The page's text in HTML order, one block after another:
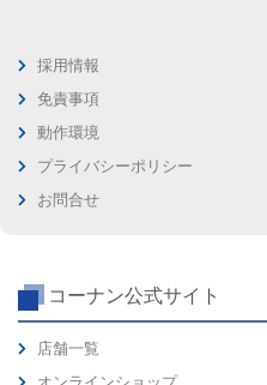
採用情報
免責事項
動作環境
プライバシーポリシー
お問合せ
コーナン公式サイト
店舗一覧